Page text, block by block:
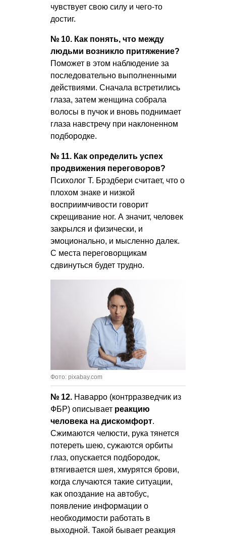
чувствует свою силу и чего-то
достиг.
№ 10. Как понять, что между
людьми возникло притяжение?
Поможет в этом наблюдение за
последовательно выполненными
действиями. Сначала встретились
глаза, затем женщина собрала
волосы в пучок и вновь поднимает
глаза навстречу при наклоненном
подбородке.
№ 11. Как определить успех
продвижения переговоров?
Психолог Т. Брэдбери считает, что о
плохом знаке и низкой
восприимчивости говорит
скрещивание ног. А значит, человек
закрылся и физически, и
эмоционально, и мысленно далек.
С места переговорщикам
сдвинуться будет трудно.
Фото: pixabay.com
№ 12. Наварро (контрразведчик из
ФБР) описывает реакцию
человека на дискомфорт.
Сжимаются челюсти, рука тянется
потереть шею, сужаются орбиты
глаз, опускается подбородок,
втягивается шея, хмурятся брови,
когда случаются такие ситуации,
как опоздание на автобус,
появление информации о
необходимости работать в
выходной. Такой бывает реакция